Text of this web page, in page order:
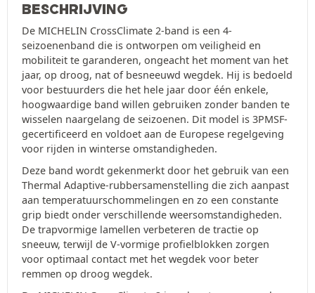
BESCHRIJVING
De MICHELIN CrossClimate 2-band is een 4-
seizoenenband die is ontworpen om veiligheid en
mobiliteit te garanderen, ongeacht het moment van het
jaar, op droog, nat of besneeuwd wegdek. Hij is bedoeld
voor bestuurders die het hele jaar door één enkele,
hoogwaardige band willen gebruiken zonder banden te
wisselen naargelang de seizoenen. Dit model is 3PMSF-
gecertificeerd en voldoet aan de Europese regelgeving
voor rijden in winterse omstandigheden.
Deze band wordt gekenmerkt door het gebruik van een
Thermal Adaptive-rubbersamenstelling die zich aanpast
aan temperatuurschommelingen en zo een constante
grip biedt onder verschillende weersomstandigheden.
De trapvormige lamellen verbeteren de tractie op
sneeuw, terwijl de V-vormige profielblokken zorgen
voor optimaal contact met het wegdek voor beter
remmen op droog wegdek.